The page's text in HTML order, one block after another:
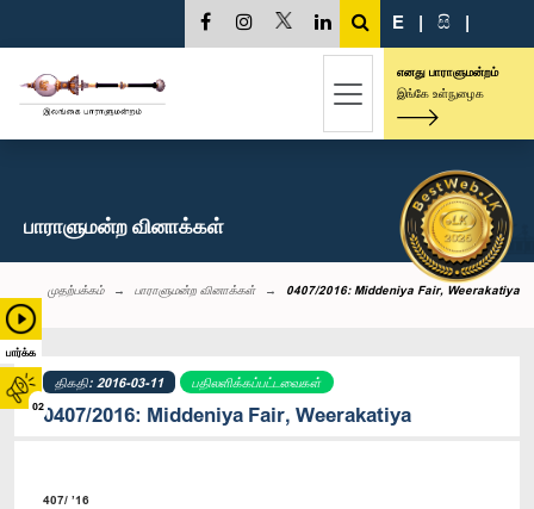
பார்க்க
02
E | සි |
எனது பாராளுமன்றம்
இங்கே உள்நுழைக
பாராளுமன்ற வினாக்கள்
முதற்பக்கம் பாராளுமன்ற வினாக்கள் 0407/2016: Middeniya Fair, Weerakatiya
திகதி: 2016-03-11 பதிலளிக்கப்பட்டவைகள்
0407/2016: Middeniya Fair, Weerakatiya
407/ ’16